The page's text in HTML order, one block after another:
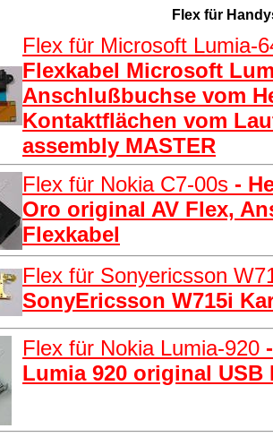
Flex für
Flex für Microsoft Lumia-
Flexkabel Microsoft
Anschlußbuchse vom
Kontaktflächen vom
assembly MASTER
Flex für Nokia C7-00s -
Oro original AV Flex,
Flexkabel
Flex für Sonyericsson
SonyEricsson W715i
Flex für Nokia Lumia-920
Lumia 920 original